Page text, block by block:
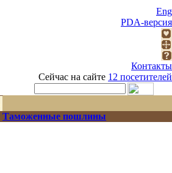
Eng
PDA-версия
Контакты
Сейчас на сайте 12 посетителей
Таможенные пошлины